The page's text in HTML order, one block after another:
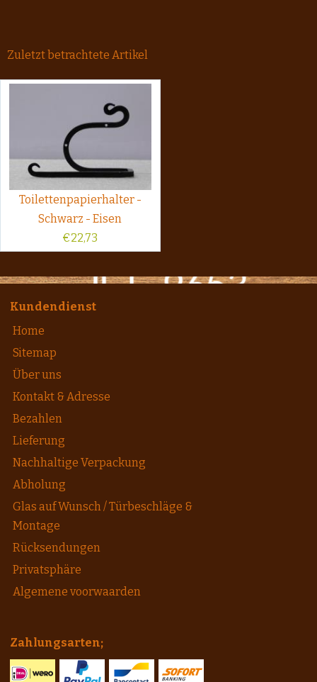
Zuletzt betrachtete Artikel
Toilettenpapierhalter -
Schwarz - Eisen
€22,73
Kundendienst
Home
Sitemap
Über uns
Kontakt & Adresse
Bezahlen
Lieferung
Nachhaltige Verpackung
Abholung
Glas auf Wunsch / Türbeschläge &
Montage
Rücksendungen
Privatsphäre
Algemene voorwaarden
Zahlungsarten;